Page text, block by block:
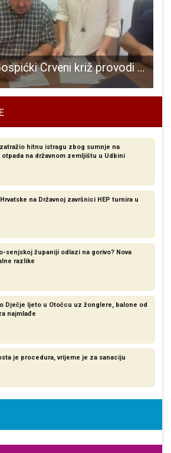
Lijepa vijest: Gospićki Crveni križ provodi dva projekta vrijedna pola milijuna kuna!
hitnu istragu zbog sumnje na
na državnom zemljištu u Udbini
na Državnoj završnici HEP turnira u
senjskoj županiji odlazi na gorivo? Nova
razlike​
Dječje ljeto u Otočcu uz žonglere, balone od
najmlađe
je procedura, vrijeme je za sanaciju